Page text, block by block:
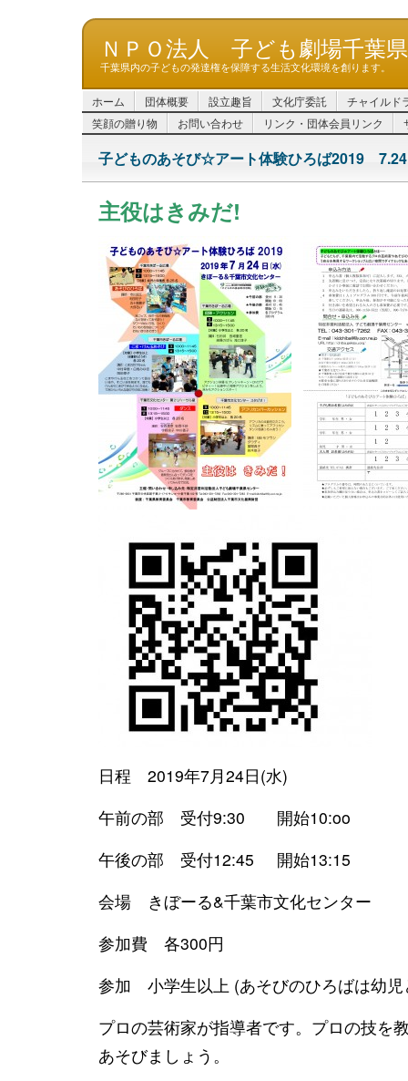
ＮＰＯ法人 子ども劇場千葉
千葉県内の子どもの発達権を保障する生活文化環境を創ります。
ホーム 団体概要 設立趣旨 文化庁委託
チャイルド
笑顔の贈り物
お問い合わせ リンク・団体会員リンク
子どものあそび☆アート体験ひろば2019 7.24
主役はきみだ!
日程 2019年7月24日(水)
午前の部 受付9:30 開始10:oo
午後の部 受付12:45 開始13:15
会場 きぼーる&千葉市文化センター
参加費 各300円
参加 小学生以上 (あそびのひろばは幼児
プロの芸術家が指導者です。プロの技を
あそびましょう。